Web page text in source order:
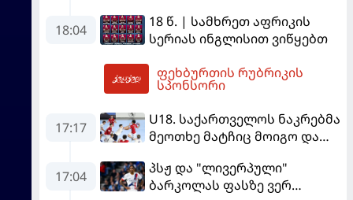
18:04
18 წ. | სამხრეთ აფრიკის
სერიას ინგლისით ვიწყებთ
ფეხბურთის რუბრიკის
სპონსორი
17:17
U18. საქართველოს ნაკრებმა
მეოთხე მატჩიც მოიგო და
გახდა
17:04
პსჟ და "ლივერპული"
ბარკოლას ფასზე ვერ